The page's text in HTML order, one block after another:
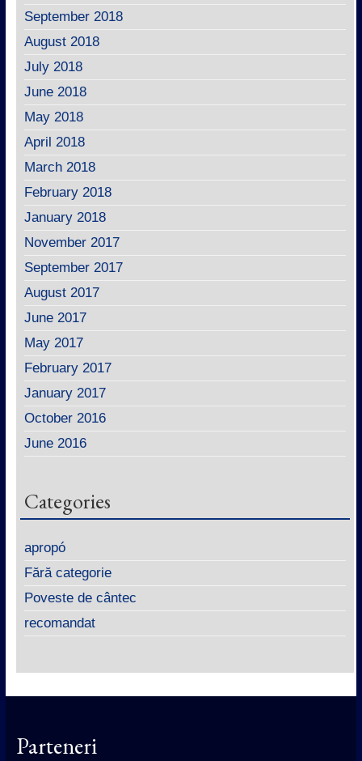
September 2018
August 2018
July 2018
June 2018
May 2018
April 2018
March 2018
February 2018
January 2018
November 2017
September 2017
August 2017
June 2017
May 2017
February 2017
January 2017
October 2016
June 2016
Categories
apropó
Fără categorie
Poveste de cântec
recomandat
Parteneri